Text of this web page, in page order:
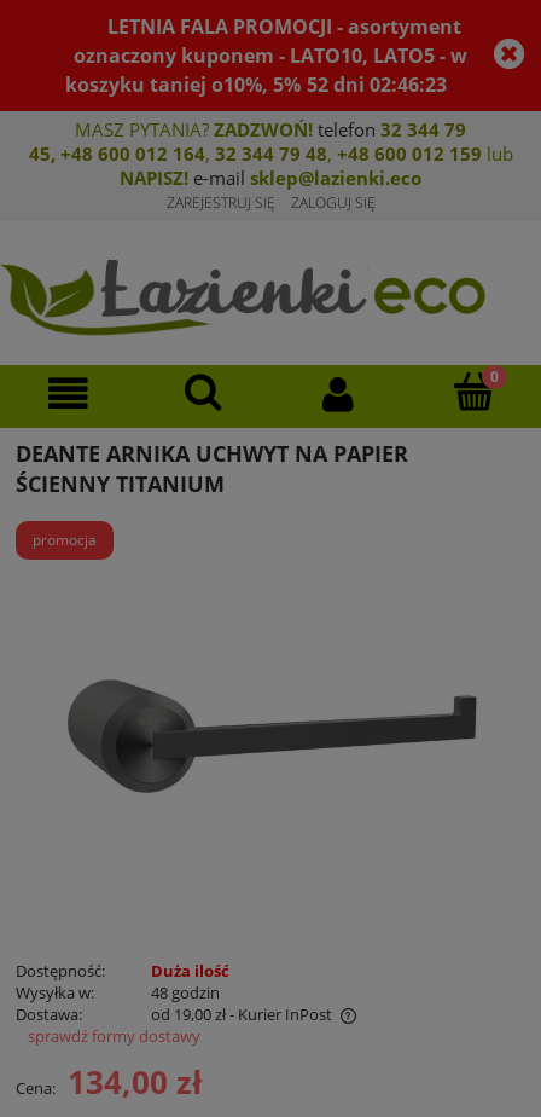
LETNIA FALA PROMOCJI - asortyment
oznaczony kuponem - LATO10, LATO5 - w
koszyku taniej o10%, 5% 52dni02:46:23
MASZ PYTANIA? ZADZWOŃ! telefon 32 344 79
45, +48 600 012 164, 32 344 79 48, +48 600 012 159 lub
NAPISZ! e-mail sklep@lazienki.eco
ZAREJESTRUJ SIĘ ZALOGUJ SIĘ
DEANTE ARNIKA UCHWYT NA PAPIER
ŚCIENNY TITANIUM
promocja
Dostępność:
Duża ilość
Wysyłka w:
48 godzin
Dostawa:
od 19,00 zł- Kurier InPost
Cena nie zawiera ewentualnych kosztów płatności
sprawdź formy dostawy
Cena: 134,00 zł